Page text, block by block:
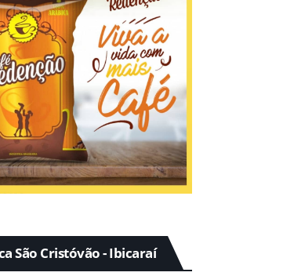
São Cristóvão - Ibicaraí